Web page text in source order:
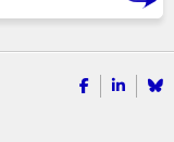
SUIVEZ-